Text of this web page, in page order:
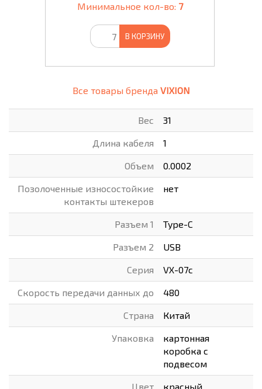
Минимальное кол-во: 7
В КОРЗИНУ
Все товары бренда VIXION
Вес 31
Длина кабеля 1
Объем 0.0002
Позолоченные износостойкие
контакты штекеров
нет
Разъем 1 Type-C
Разъем 2 USB
Серия VX-07c
Скорость передачи данных до 480
Страна Китай
Упаковка
картонная
коробка с
подвесом
Цвет красный